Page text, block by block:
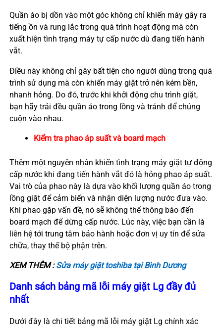
Quần áo bị dồn vào một góc không chỉ khiến máy gây ra
tiếng ồn và rung lắc trong quá trình hoạt động mà còn
xuất hiện tình trạng máy tự cấp nước dù đang tiến hành
vắt.
Điều này không chỉ gây bất tiện cho người dùng trong quá
trình sử dụng mà còn khiến máy giặt trở nên kém bền,
nhanh hỏng. Do đó, trước khi khởi động chu trình giặt,
bạn hãy trải đều quần áo trong lồng và tránh để chúng
cuộn vào nhau.
Kiểm tra phao áp suất và board mạch
Thêm một nguyên nhân khiến tình trạng máy giặt tự động
cấp nước khi đang tiến hành vắt đó là hỏng phao áp suất.
Vai trò của phao này là dựa vào khối lượng quần áo trong
lồng giặt để cảm biến và nhận diện lượng nước đưa vào.
Khi phao gặp vấn đề, nó sẽ không thể thông báo đến
board mạch để dừng cấp nước. Lúc này, việc bạn cần là
liên hệ tới trung tâm bảo hành hoặc đơn vị uy tín để sửa
chữa, thay thế bộ phận trên.
XEM THÊM :Sửa máy giặt toshiba tại Bình Dương
Danh sách bảng mã lỗi máy giặt Lg đầy đủ
nhất
Dưới đây là chi tiết bảng mã lỗi máy giặt Lg chính xác